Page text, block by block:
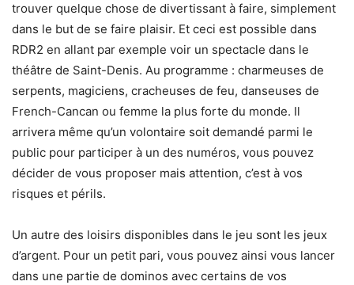
trouver quelque chose de divertissant à faire, simplement
dans le but de se faire plaisir. Et ceci est possible dans
RDR2 en allant par exemple voir un spectacle dans le
théâtre de Saint-Denis. Au programme : charmeuses de
serpents, magiciens, cracheuses de feu, danseuses de
French-Cancan ou femme la plus forte du monde. Il
arrivera même qu’un volontaire soit demandé parmi le
public pour participer à un des numéros, vous pouvez
décider de vous proposer mais attention, c’est à vos
risques et périls.
Un autre des loisirs disponibles dans le jeu sont les jeux
d’argent. Pour un petit pari, vous pouvez ainsi vous lancer
dans une partie de dominos avec certains de vos